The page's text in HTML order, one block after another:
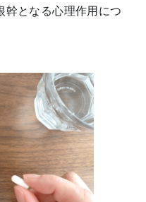
幹となる心理作用につ